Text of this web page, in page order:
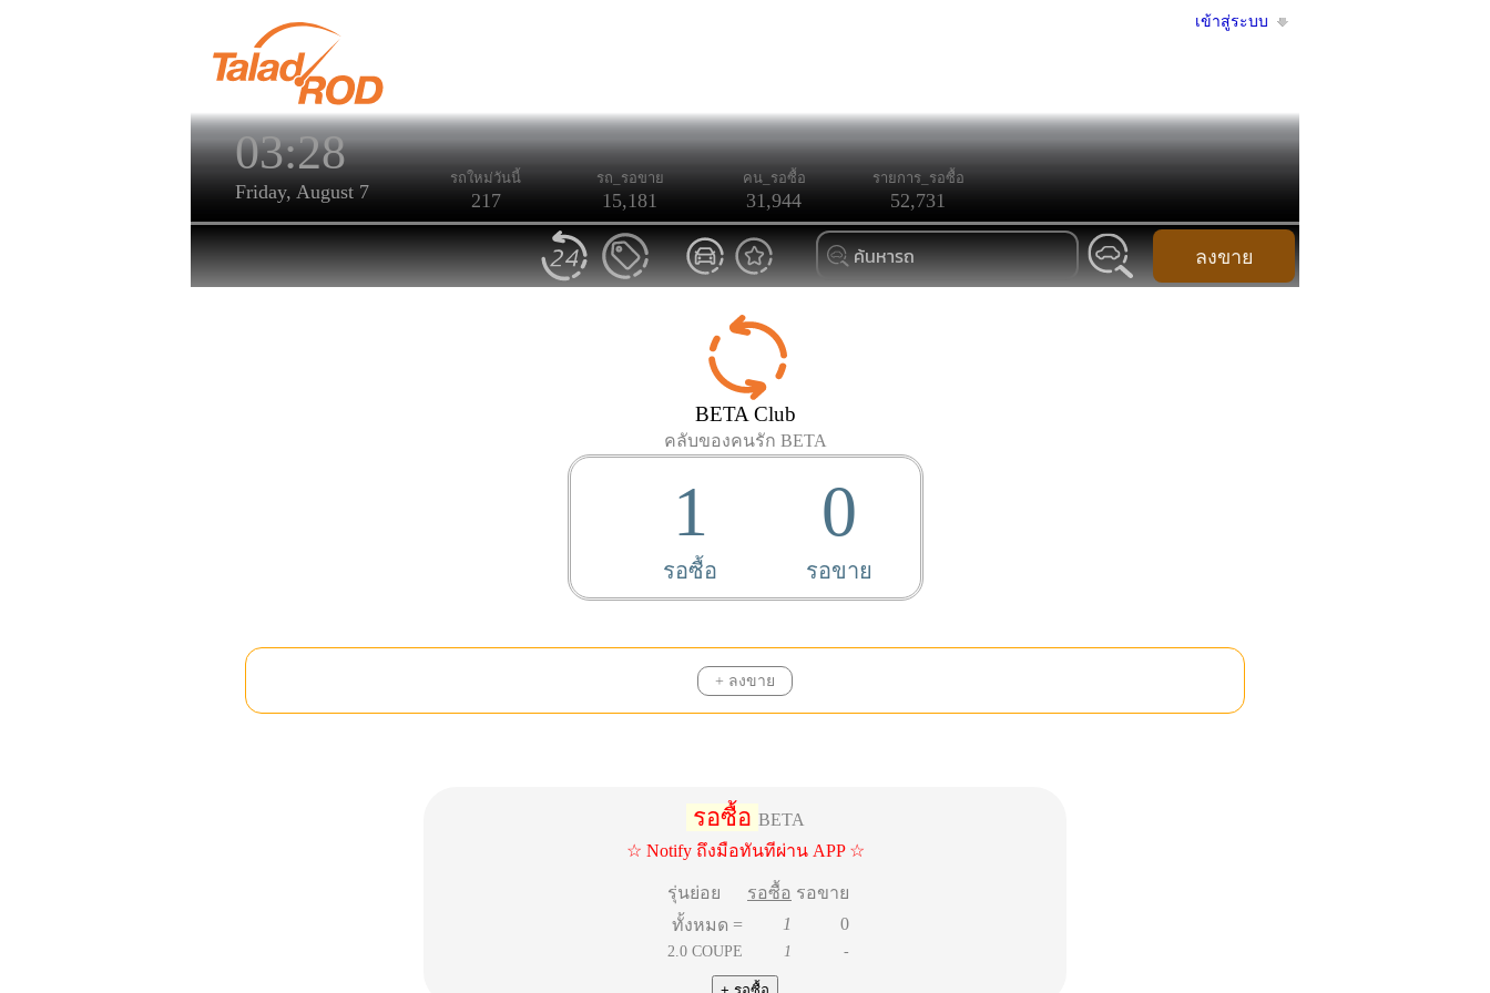
เข้าสู่ระบบ
03:28
Friday, August 7
รถใหม่วันนี้
217
รถ_รอขาย
15,181
คน_รอซื้อ
31,944
รายการ_รอซื้อ
52,731
ลงขาย
BETA Club
คลับของคนรัก BETA
1
รอซื้อ
0
รอขาย
+ ลงขาย
รอซื้อ BETA
☆ Notify ถึงมือทันทีผ่าน APP ☆
รุ่นย่อย รอซื้อ รอขาย
ทั้งหมด =
1 0
2.0 COUPE 1 -